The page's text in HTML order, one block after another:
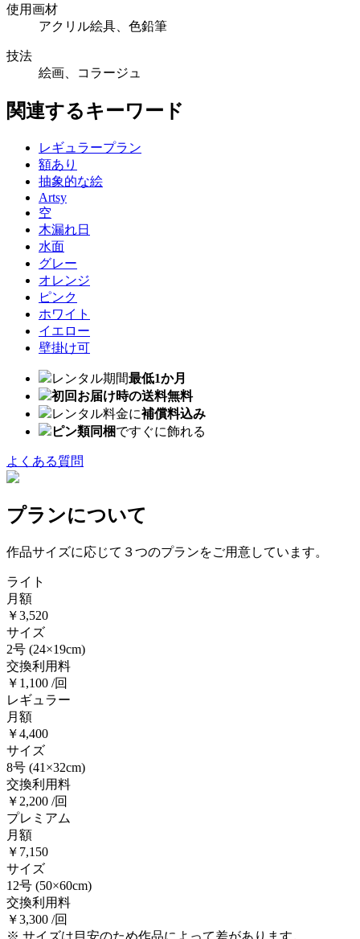
使用画材
アクリル絵具、色鉛筆
技法
絵画、コラージュ
関連するキーワード
レギュラープラン
額あり
抽象的な絵
Artsy
空
木漏れ日
水面
グレー
オレンジ
ピンク
ホワイト
イエロー
壁掛け可
レンタル期間最低1か月
初回お届け時の送料無料
レンタル料金に補償料込み
ピン類同梱ですぐに飾れる
よくある質問
プランについて
作品サイズに応じて３つのプランをご用意しています。
ライト
月額
￥3,520
サイズ
2号 (24×19cm)
交換利用料
￥1,100 /回
レギュラー
月額
￥4,400
サイズ
8号 (41×32cm)
交換利用料
￥2,200 /回
プレミアム
月額
￥7,150
サイズ
12号 (50×60cm)
交換利用料
￥3,300 /回
※ サイズは目安のため作品によって差があります。